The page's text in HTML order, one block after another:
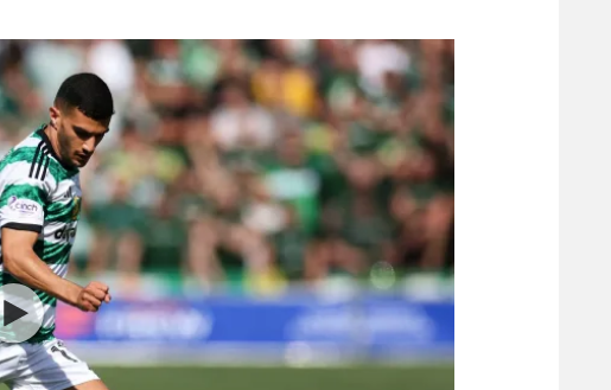
תקנון משתתפים וזוכים בפרסים
תקנון עבור פעילות אלקטרה
תקנון עבור פעילות ספורט 1 – "מרלן"
טניס
גיימינג E-Sports
תנאי שימוש
מדיניות פרטיות
תקנון פעילות ספורט 1
הפועל תל אביב
הפועל חיפה
הפועל באר שבע
מכבי נתניה
בני יהודה